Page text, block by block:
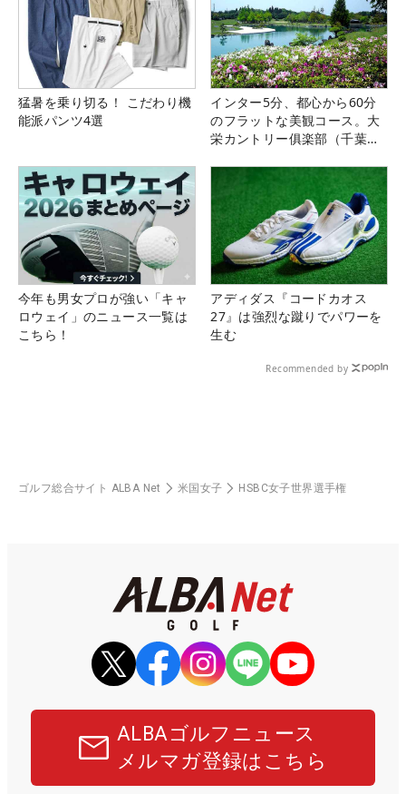
猛暑を乗り切る！ こだわり機
能派パンツ4選
インター5分、都心から60分
のフラットな美観コース。大
栄カントリー俱楽部（千葉
今年も男女プロが強い「キャ
ロウェイ」のニュース一覧は
こちら！
アディダス『コードカオス
27』は強烈な蹴りでパワーを
生む
Recommended by
ゴルフ総合サイト ALBA Net 米国女子 HSBC女子世界選手権
ALBAゴルフニュース
メルマガ登録はこちら